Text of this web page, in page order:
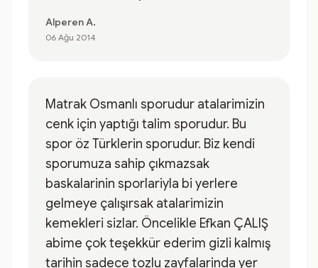
Alperen A.
06 Ağu 2014
Matrak Osmanlı sporudur atalarimizin
cenk için yaptığı talim sporudur. Bu
spor öz Türklerin sporudur. Biz kendi
sporumuza sahip çıkmazsak
baskalarinin sporlariyla bi yerlere
gelmeye çalışırsak atalarimizin
kemekleri sizlar. Öncelikle Efkan ÇALIŞ
abime çok teşekkür ederim gizli kalmış
tarihin sadece tozlu zayfalarinda yer